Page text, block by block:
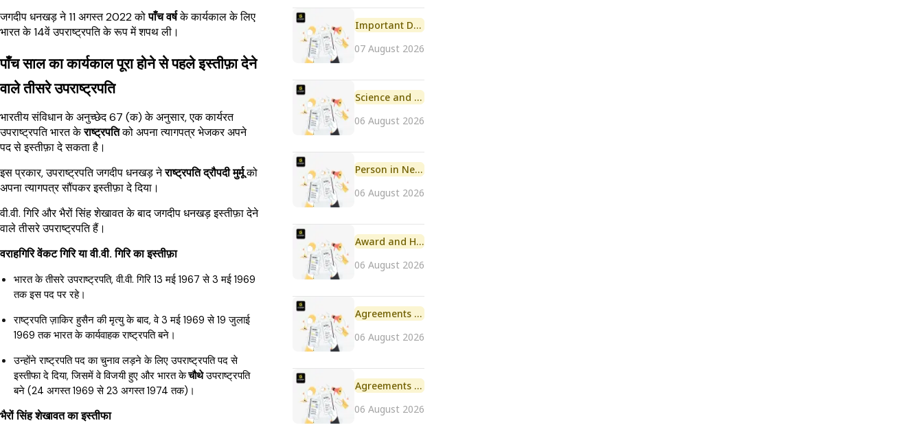
जगदीप धनखड़ ने 11 अगस्त 2022 कोपाँच वर्षके कार्यकाल के लिए
भारत के 14वें उपराष्ट्रपति के रूप में शपथ ली।
पाँच साल का कार्यकाल पूरा होने से पहले इस्तीफ़ा देने
वाले तीसरे उपराष्ट्रपति
भारतीय संविधान के अनुच्छेद 67 (क) के अनुसार, एक कार्यरत
उपराष्ट्रपति भारत केराष्ट्रपतिको अपना त्यागपत्र भेजकर अपने
पद से इस्तीफ़ा दे सकता है।
इस प्रकार, उपराष्ट्रपति जगदीप धनखड़ नेराष्ट्रपति द्रौपदी मुर्मूको
अपना त्यागपत्र सौंपकर इस्तीफ़ा दे दिया।
वी.वी. गिरि और भैरों सिंह शेखावत के बाद जगदीप धनखड़ इस्तीफ़ा देने
वाले तीसरे उपराष्ट्रपति हैं।
वराहगिरि वेंकट गिरि या वी.वी. गिरि का इस्तीफ़ा
भारत के तीसरे उपराष्ट्रपति, वी.वी. गिरि 13 मई 1967 से 3 मई 1969
तक इस पद पर रहे।
राष्ट्रपति ज़ाकिर हुसैन की मृत्यु के बाद, वे 3 मई 1969 से 19 जुलाई
1969 तक भारत के कार्यवाहक राष्ट्रपति बने।
उन्होंने राष्ट्रपति पद का चुनाव लड़ने के लिए उपराष्ट्रपति पद से
इस्तीफा दे दिया, जिसमें वे विजयी हुए और भारत केचौथेउपराष्ट्रपति
बने (24 अगस्त 1969 से 23 अगस्त 1974 तक)।
भैरों सिंह शेखावत का इस्तीफा
Important Day
07 August 2026
Science and Technology
06 August 2026
Person in News
06 August 2026
Award and Honour
06 August 2026
Agreements and MoU
06 August 2026
Agreements and MoU
06 August 2026